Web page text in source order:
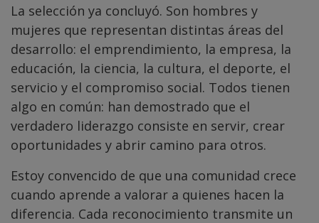
La selección ya concluyó. Son hombres y
mujeres que representan distintas áreas del
desarrollo: el emprendimiento, la empresa, la
educación, la ciencia, la cultura, el deporte, el
servicio y el compromiso social. Todos tienen
algo en común: han demostrado que el
verdadero liderazgo consiste en servir, crear
oportunidades y abrir camino para otros.
Estoy convencido de que una comunidad crece
cuando aprende a valorar a quienes hacen la
diferencia. Cada reconocimiento transmite un